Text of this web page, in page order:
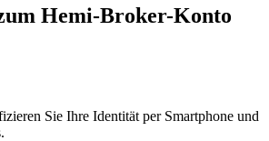
Hemi-Broker-Konto
Sie Ihre Identität per Smartphone und